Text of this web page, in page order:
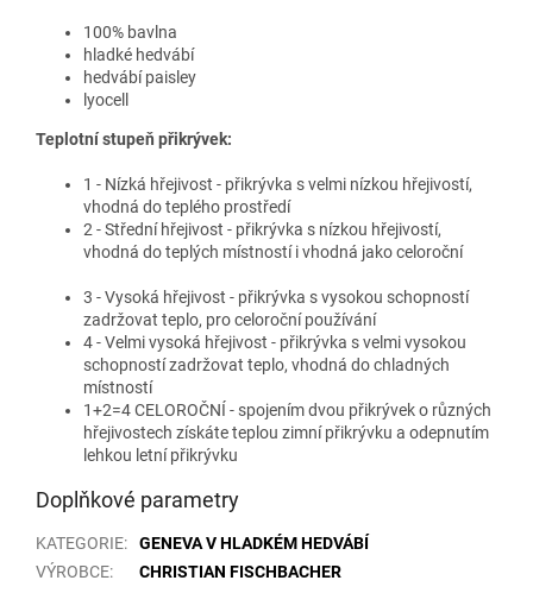
100% bavlna
hladké hedvábí
hedvábí paisley
lyocell
Teplotní stupeň přikrývek:
1 - Nízká hřejivost - přikrývka s velmi nízkou hřejivostí,
vhodná do teplého prostředí
2 - Střední hřejivost - přikrývka s nízkou hřejivostí,
vhodná do teplých místností i vhodná jako celoroční
3 - Vysoká hřejivost - přikrývka s vysokou schopností
zadržovat teplo, pro celoroční používání
4 - Velmi vysoká hřejivost - přikrývka s velmi vysokou
schopností zadržovat teplo, vhodná do chladných
místností
1+2=4 CELOROČNÍ - spojením dvou přikrývek o různých
hřejivostech získáte teplou zimní přikrývku a odepnutím
lehkou letní přikrývku
Doplňkové parametry
KATEGORIE:
GENEVA V HLADKÉM HEDVÁBÍ
VÝROBCE: CHRISTIAN FISCHBACHER